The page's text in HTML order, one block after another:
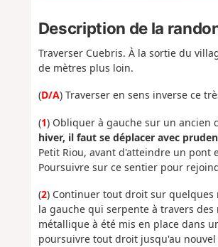
Description de la
Traverser Cuebris. À la sortie du
de mètres plus loin.
(D/A) Traverser en sens inverse ce
(1) Obliquer à gauche sur un ancien
hiver, il faut se déplacer avec
Petit Riou, avant d'atteindre un pont
Poursuivre sur ce sentier pour
(2) Continuer tout droit sur
la gauche qui serpente à travers
métallique à été mis en place dans
poursuivre tout droit jusqu'au